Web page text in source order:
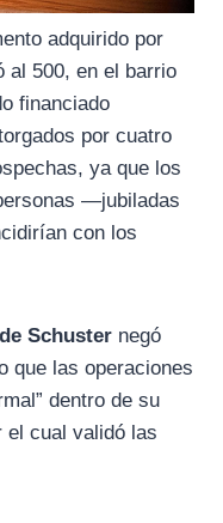
adquirido por
al 500, en el barrio
financiado
por cuatro
ya que los
—jubiladas
con los
Schuster negó
que las operaciones
dentro de su
el cual validó las